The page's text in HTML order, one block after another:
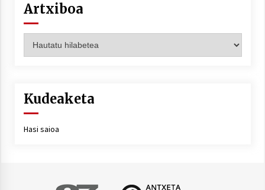
Artxiboa
Kudeaketa
Hasi saioa